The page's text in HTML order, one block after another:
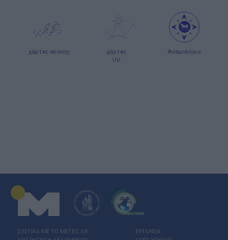
χάρτες σκόνης
χάρτες
UV
Ανεμολόγιο
ΣΧΕΤΙΚΑ ΜΕ ΤΟ ΜΕΤΕΟ.GR
ΕΡΓΑΛΕΙΑ